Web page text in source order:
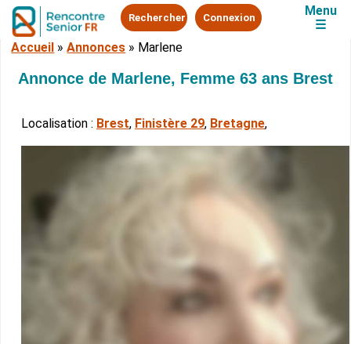
Rechercher Connexion
Menu
☰
Accueil »Annonces » Marlene
Annonce de Marlene, Femme 63 ans Brest
Localisation : Brest, Finistère 29, Bretagne,